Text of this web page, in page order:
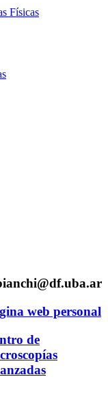
Físicas
web personal
de